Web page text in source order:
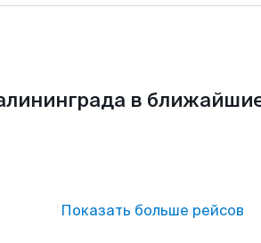
в
Показать больше рейсов